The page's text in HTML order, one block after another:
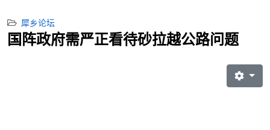
犀乡论坛
国阵政府需严正看待砂拉越公路问题